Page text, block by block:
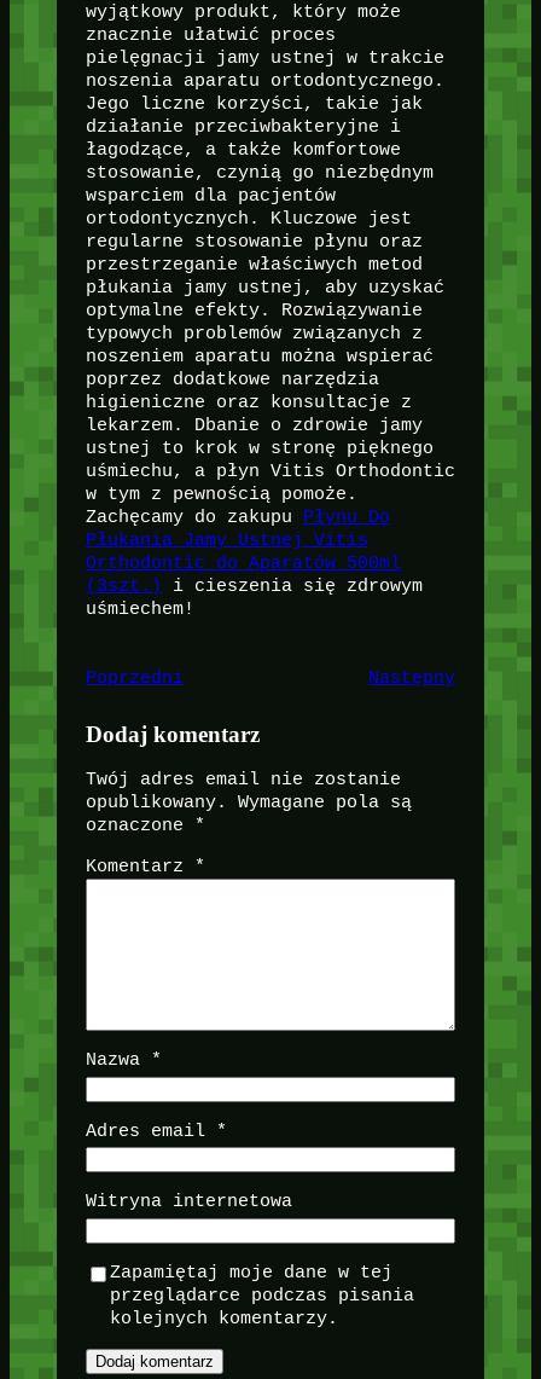
wyjątkowy produkt, który może
znacznie ułatwić proces
pielęgnacji jamy ustnej w trakcie
noszenia aparatu ortodontycznego.
Jego liczne korzyści, takie jak
działanie przeciwbakteryjne i
łagodzące, a także komfortowe
stosowanie, czynią go niezbędnym
wsparciem dla pacjentów
ortodontycznych. Kluczowe jest
regularne stosowanie płynu oraz
przestrzeganie właściwych metod
płukania jamy ustnej, aby uzyskać
optymalne efekty. Rozwiązywanie
typowych problemów związanych z
noszeniem aparatu można wspierać
poprzez dodatkowe narzędzia
higieniczne oraz konsultacje z
lekarzem. Dbanie o zdrowie jamy
ustnej to krok w stronę pięknego
uśmiechu, a płyn Vitis Orthodontic
w tym z pewnością pomoże.
Zachęcamy do zakupu
Płynu Do
Płukania Jamy Ustnej Vitis
Orthodontic do Aparatów 500ml
(3szt.)
i cieszenia się zdrowym
uśmiechem!
Poprzedni Następny
Dodaj komentarz
Twój adres email nie zostanie
opublikowany.
Wymagane pola są
oznaczone
*
Komentarz *
Nazwa *
Adres email *
Witryna internetowa
Zapamiętaj moje dane w tej
przeglądarce podczas pisania
kolejnych komentarzy.